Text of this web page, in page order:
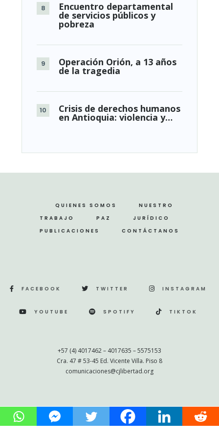
Encuentro departamental
de servicios públicos y
pobreza
Operación Orión, a 13 años
de la tragedia
Crisis de derechos humanos
en Antioquia: violencia y…
QUIENES SOMOS
NUESTRO
TRABAJO
PAZ
JURÍDICO
PUBLICACIONES
CONTÁCTANOS
FACEBOOK TWITTER INSTAGRAM
YOUTUBE SPOTIFY TIKTOK
+57 (4) 4017462 – 4017635 – 5575153
Cra. 47 # 53-45 Ed. Vicente Villa. Piso 8
comunicaciones@cjlibertad.org